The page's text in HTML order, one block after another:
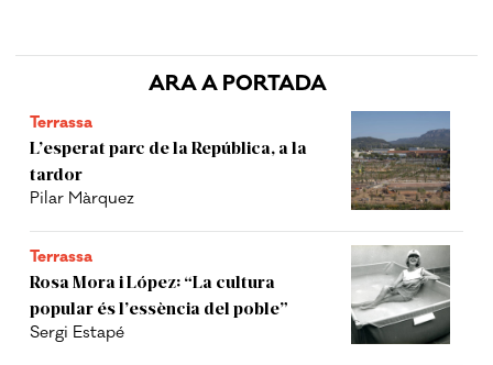
ARA A PORTADA
Terrassa
L’esperat parc de la República, a la
tardor
Pilar Màrquez
Terrassa
Rosa Mora i López: “La cultura
popular és l’essència del poble”
Sergi Estapé